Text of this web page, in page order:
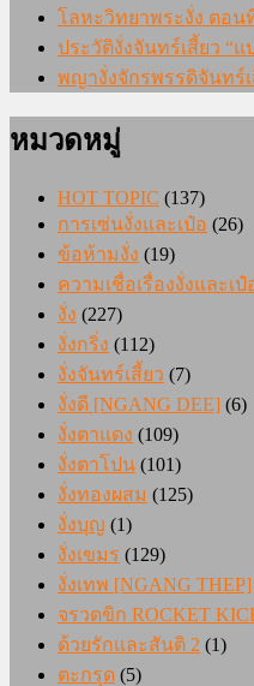
โลหะวิทยาพระงั่ง ตอน
ประวัติงั่งจันทร์เสี้ยว “
พญางั่งจักรพรรดิจันทร์
หมวดหมู่
HOT TOPIC (137)
การเซ่นงั่งและเป๋อ (26)
ข้อห้ามงั่ง (19)
ความเชื่อเรื่องงั่งและเป๋
งั่ง (227)
งั่งกริ่ง (112)
งั่งจันทร์เสี้ยว (7)
งั่งดี [NGANG DEE] (6)
งั่งตาแดง (109)
งั่งตาโปน (101)
งั่งทองผสม (125)
งั่งบุญ (1)
งั่งเขมร (129)
งั่งเทพ [NGANG THEP]
จรวดขิก ROCKET
ด้วยรักและสันติ 2 (1)
ตะกรุด (5)